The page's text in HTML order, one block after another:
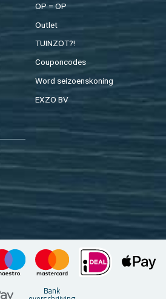
OP = OP
Out­let
TUIN­ZOT?!
Cou­pon­co­des
Word sei­zoens­ko­ning
EXZO BV
Bank